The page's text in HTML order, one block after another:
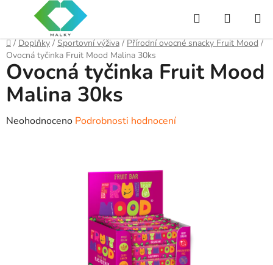
Hledat
KOŠÍK
Domů
/ Doplňky / Sportovní výživa / Přírodní ovocné snacky Fruit Mood /
Ovocná tyčinka Fruit Mood Malina 30ks
Ovocná tyčinka Fruit Mood
Malina 30ks
Průměrné
Neohodnoceno Podrobnosti hodnocení